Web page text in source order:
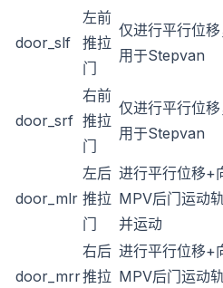
door_slf
左前
推拉
门
仅进行平行位
用于Stepvan
door_srf
右前
推拉
门
仅进行平行位
用于Stepvan
door_mlr
左后
推拉
门
进行平行位移+
MPV后门运动
并运动
door_mrr
右后
推拉
进行平行位移+
MPV后门运动